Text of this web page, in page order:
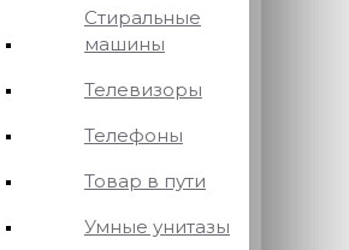
Стиральные
машины
Телевизоры
Телефоны
Товар в пути
Умные унитазы